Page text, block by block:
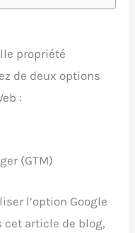
propriété
de deux options
:
(GTM)
l’option Google
cet article de blog,